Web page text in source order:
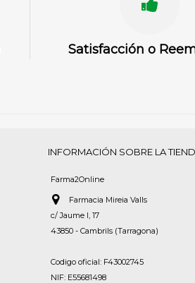
Satisfacción o
INFORMACIÓN SOBRE LA
Farma2Online
Farmacia Mireia Valls
c/ Jaume I, 17
43850 - Cambrils (Tarragona)
Codigo oficial: F43002745
NIF: E55681498